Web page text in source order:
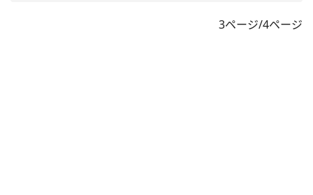
3ページ/4ページ